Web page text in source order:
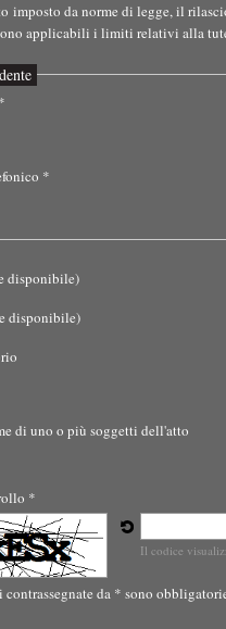
imposto da norme di legge, il
applicabili i limiti relativi alla
*
disponibile)
disponibile)
di uno o più soggetti dell'atto
*
Il codice
da * sono